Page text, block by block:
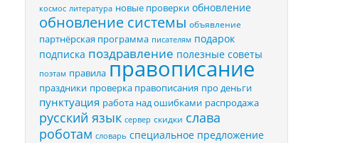
космос литература новые проверки обновление
обновление системы объявление
партнёрская программа писателям подарок
подписка поздравление полезные советы
поэтам правила правописание
праздники проверка правописания про деньги
пунктуация работа над ошибками распродажа
русский язык сервер скидки слава
роботам словарь специальное предложение